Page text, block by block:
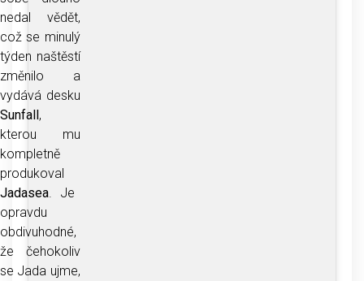
nedal vědět,
což se minulý
týden naštěstí
změnilo a
vydává desku
Sunfall,
kterou mu
kompletně
produkoval
Jadasea. Je
opravdu
obdivuhodné,
že čehokoliv
se Jada ujme,